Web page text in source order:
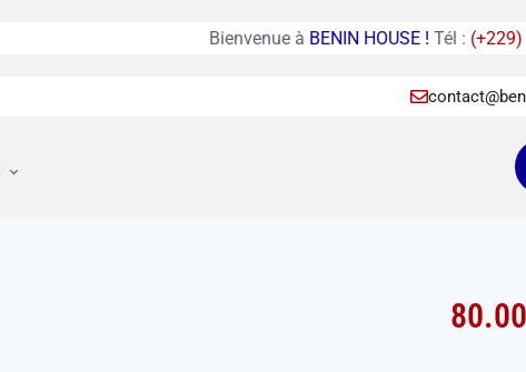
Bienvenue àBENIN HOUSE !Tél :(+229) 01 67